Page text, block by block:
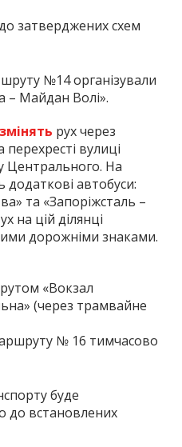
затверджених схем
№14 організували
– Майдан Волі».
змінять рух через
вулиці
Центрального. На
додаткові автобуси:
та «Запоріжсталь –
на цій ділянці
дорожніми знаками.
«Вокзал
(через трамвайне
№ 16 тимчасово
буде
до встановлених